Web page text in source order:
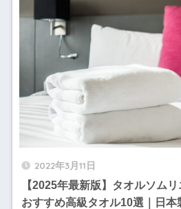
2022年3月11日
【2025年最新版】タオルソム
おすすめ高級タオル10選｜日本